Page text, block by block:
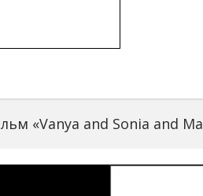
«Vanya and Sonia and